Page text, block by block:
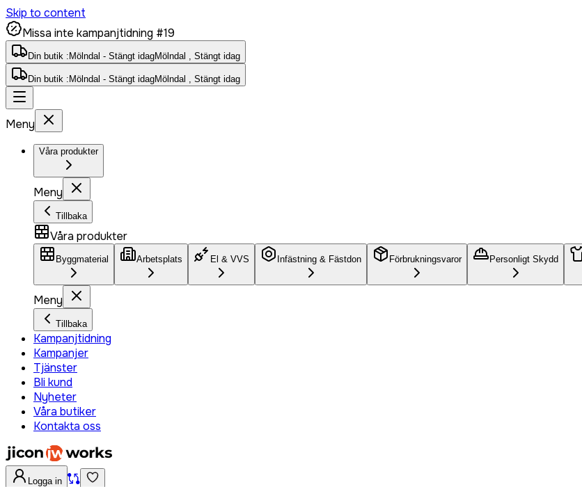
Skip to content
Missa inte kampanjtidning #19
Din butik : Mölndal - Stängt idagMölndal , Stängt idag
Din butik : Mölndal - Stängt idagMölndal , Stängt idag
Meny
Våra produkter
Meny
Tillbaka
Våra produkter
Byggmaterial Arbetsplats El & VVS Infästning & Fästdon Förbrukningsvaror Personligt Skydd
Meny
Tillbaka
Kampanjtidning
Kampanjer
Tjänster
Bli kund
Nyheter
Våra butiker
Kontakta oss
Logga in